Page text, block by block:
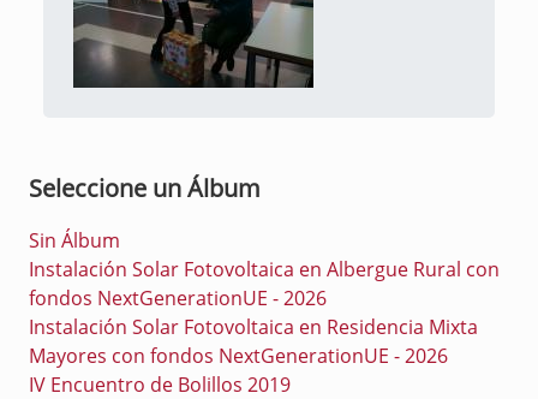
Seleccione un Álbum
Sin Álbum
Instalación Solar Fotovoltaica en Albergue Rural con
fondos NextGenerationUE - 2026
Instalación Solar Fotovoltaica en Residencia Mixta
Mayores con fondos NextGenerationUE - 2026
IV Encuentro de Bolillos 2019